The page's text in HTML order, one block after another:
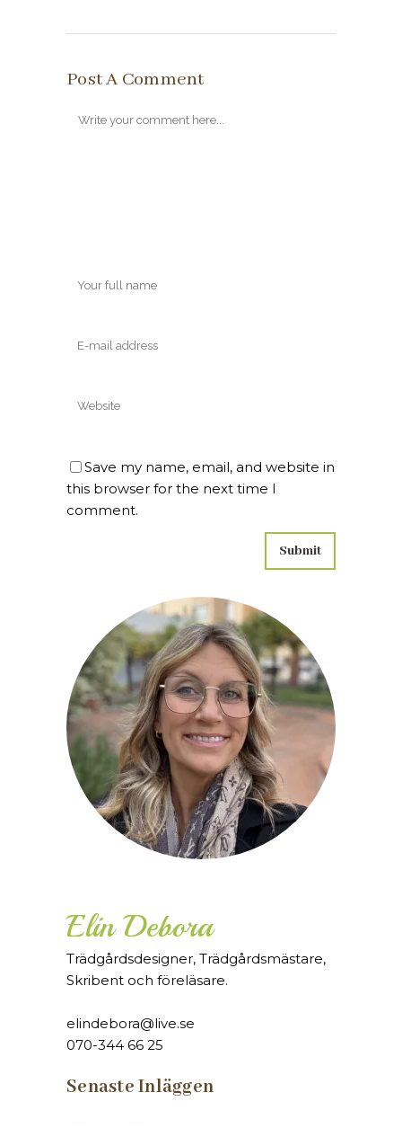
Post A Comment
Save my name, email, and website in
this browser for the next time I
comment.
Elin Debora
Trädgårdsdesigner, Trädgårdsmästare,
Skribent och föreläsare.
elindebora@live.se
070-344 66 25
Senaste Inläggen